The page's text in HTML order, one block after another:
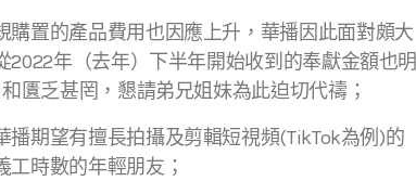
置的產品費用也因應上升，華播因此面對頗大
年（去年）下半年開始收到的奉獻金額也明
匱乏甚罔，懇請弟兄姐妹為此迫切代禱；
期望有擅長拍攝及剪輯短視頻(TikTok為例)的
時數的年輕朋友；